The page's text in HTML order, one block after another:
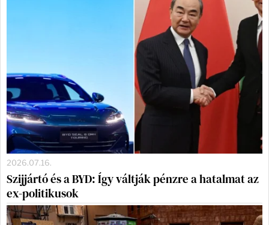
2026.07.16.
Szijjártó és a BYD: Így váltják pénzre a hatalmat az
ex-politikusok